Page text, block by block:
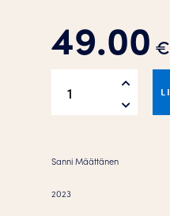
49.00 €
Pouta
Sanni Määttänen
2023